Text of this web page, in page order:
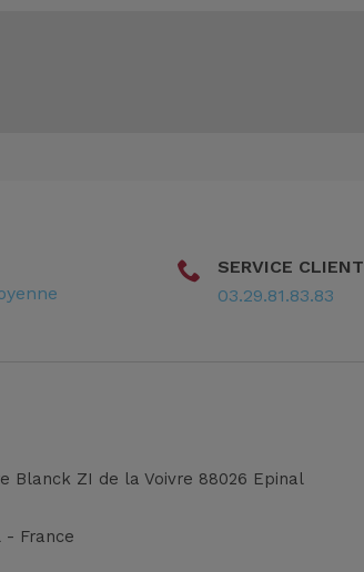
SERVICE CLIENT
03.29.81.83.83
Blanck ZI de la Voivre 88026 Epinal
- France